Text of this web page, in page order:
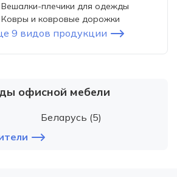
Вешалки-плечики для одежды
Ковры и ковровые дорожки
9 видов продукции
офисной мебели
Беларусь (5)